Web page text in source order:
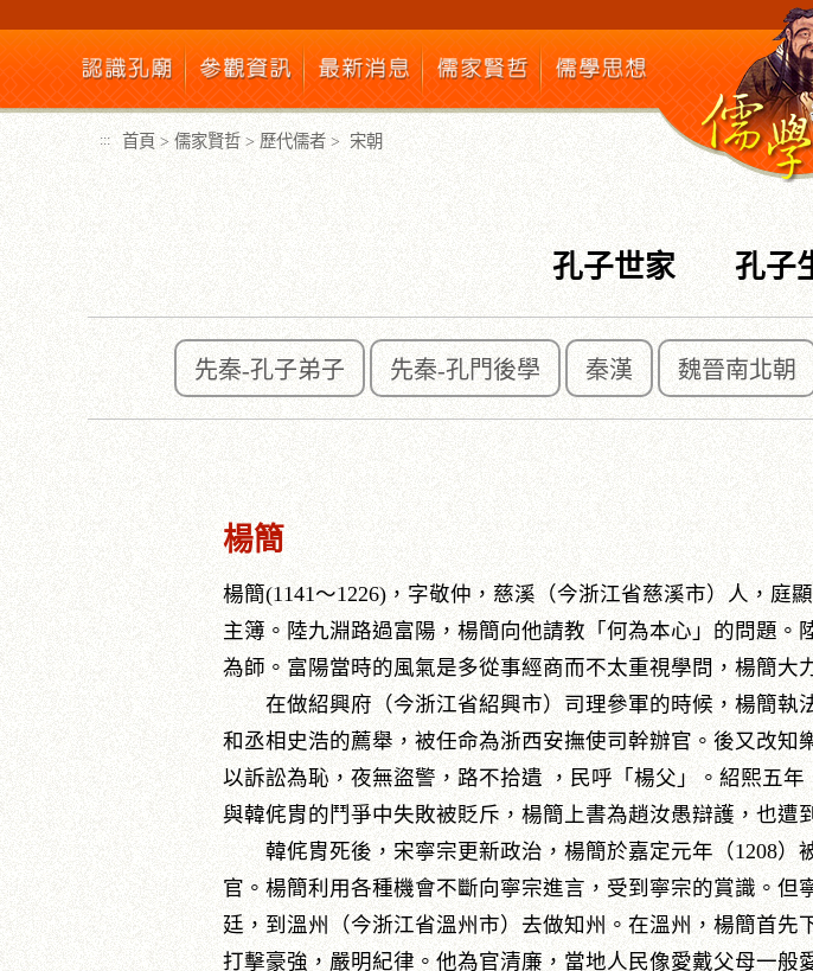
主
要
內
容
區
塊
::: 首頁 > 儒家賢哲 > 歷代儒者 > 宋朝
孔子世家 孔子
先秦-孔子弟子 先秦-孔門後學 秦漢 魏晉南北朝
::: 楊簡
楊簡(1141～1226)，字敬仲，慈溪（今浙江省慈溪市）人，庭
主簿。陸九淵路過富陽，楊簡向他請教「何為本心」的問題
為師。富陽當時的風氣是多從事經商而不太重視學問，楊簡
在做紹興府（今浙江省紹興市）司理參軍的時候，楊簡執
和丞相史浩的薦舉，被任命為浙西安撫使司幹辦官。後又改
以訴訟為恥，夜無盜警，路不拾遺 ，民呼「楊父」。紹熙五
與韓侂胄的鬥爭中失敗被貶斥，楊簡上書為趙汝愚辯護，也遭
韓侂胄死後，宋寧宗更新政治，楊簡於嘉定元年（1208）
官。楊簡利用各種機會不斷向寧宗進言，受到寧宗的賞識。
廷，到溫州（今浙江省溫州市）去做知州。在溫州，楊簡首
打擊豪強，嚴明紀律。他為官清廉，當地人民像愛戴父母一般